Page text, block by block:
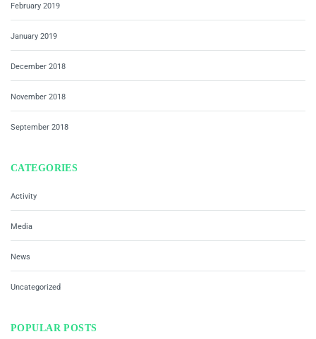
February 2019
January 2019
December 2018
November 2018
September 2018
CATEGORIES
Activity
Media
News
Uncategorized
POPULAR POSTS